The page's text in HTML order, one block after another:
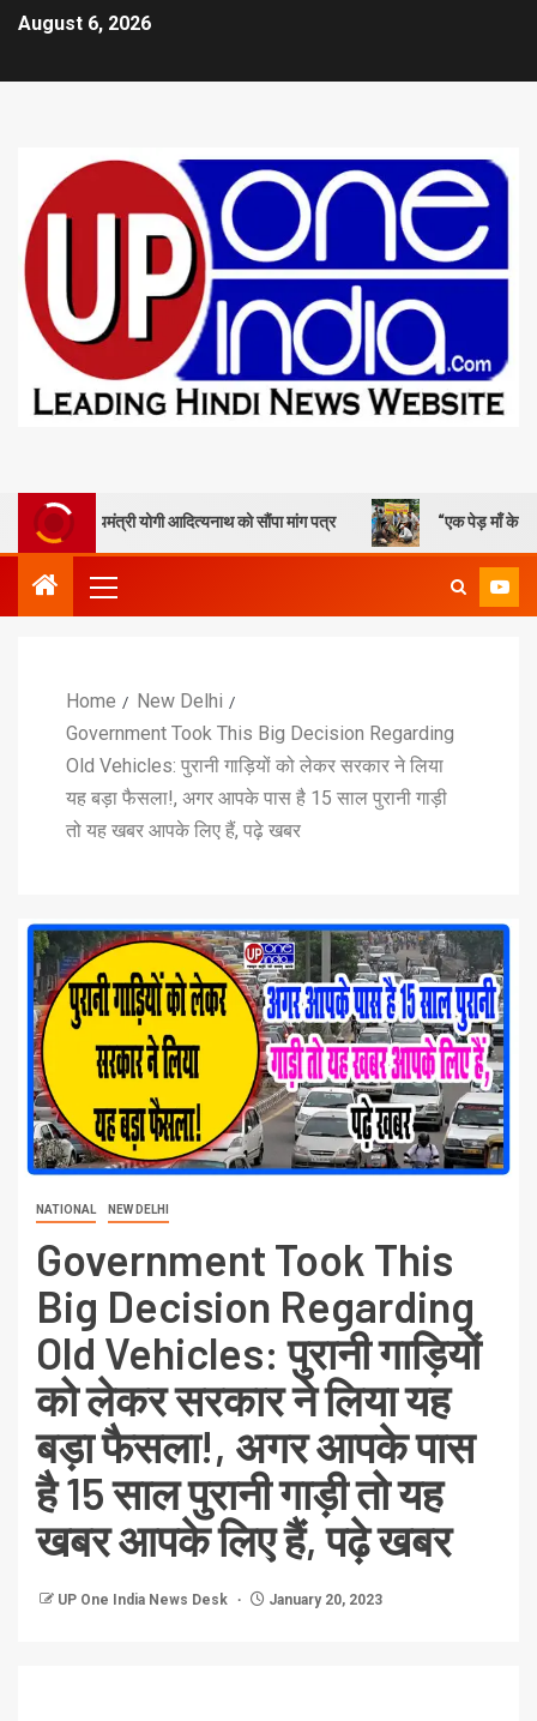
August 6, 2026
योगी आदित्यनाथ को सौंपा मांग पत्र “एक पेड़ माँ के नाम” – सेण्ट
Home
New Delhi
Government Took This Big Decision Regarding
Old Vehicles: पुरानी गाड़ियों को लेकर सरकार ने लिया
यह बड़ा फैसला!, अगर आपके पास है 15 साल पुरानी गाड़ी
तो यह खबर आपके लिए हैं, पढ़े खबर
NATIONAL NEW DELHI
Government Took This
Big Decision Regarding
Old Vehicles: पुरानी गाड़ियों
को लेकर सरकार ने लिया यह
बड़ा फैसला!, अगर आपके पास
है 15 साल पुरानी गाड़ी तो यह
खबर आपके लिए हैं, पढ़े खबर
UP One India News Desk January 20, 2023